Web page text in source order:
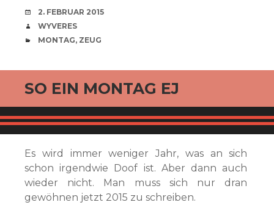
VERABREDUNG
2. FEBRUAR 2015
VERFASSER
WYVERES
CATEGORIES
MONTAG, ZEUG
SO EIN MONTAG EJ
Es wird immer weniger Jahr, was an sich
schon irgendwie Doof ist. Aber dann auch
wieder nicht. Man muss sich nur dran
gewöhnen jetzt 2015 zu schreiben.